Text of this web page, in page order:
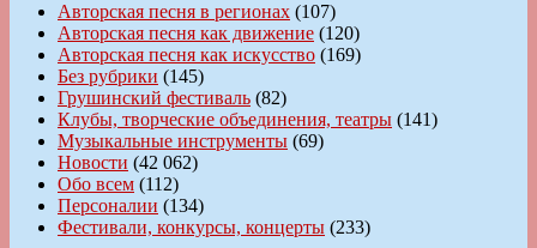
Авторская песня в регионах (107)
Авторская песня как движение (120)
Авторская песня как искусство (169)
Без рубрики (145)
Грушинский фестиваль (82)
Клубы, творческие объединения, театры (141)
Музыкальные инструменты (69)
Новости (42 062)
Обо всем (112)
Персоналии (134)
Фестивали, конкурсы, концерты (233)